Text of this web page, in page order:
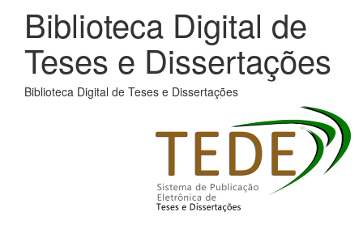
Biblioteca Digital de
Teses e Dissertações
Biblioteca Digital de Teses e Dissertações